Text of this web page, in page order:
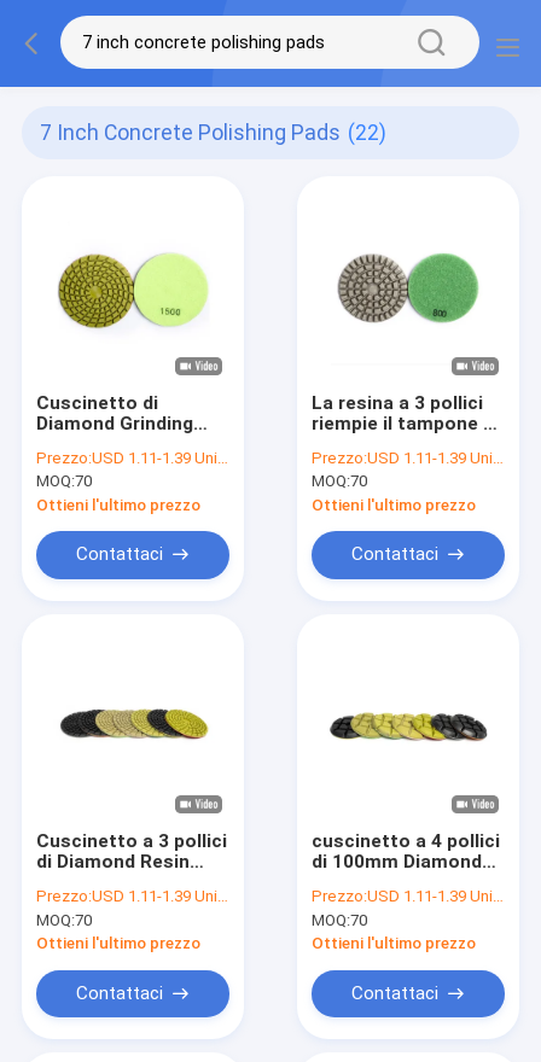
7 Inch Concrete Polishing Pads (22)
Cuscinetto di
Diamond Grinding
Polishing del legame
della resina per
calcestruzzo
Prezzo:USD 1.11-1.39 Unit price
MOQ:70
Ottieni l'ultimo prezzo
Contattaci
La resina a 3 pollici
riempie il tampone a
lucidare concreto per
lucidatura concreta
Prezzo:USD 1.11-1.39 Unit price
MOQ:70
Ottieni l'ultimo prezzo
Contattaci
Cuscinetto a 3 pollici
di Diamond Resin
Polishing per il
pavimento di
calcestruzzo
Prezzo:USD 1.11-1.39 Unit price
MOQ:70
Ottieni l'ultimo prezzo
Contattaci
cuscinetto a 4 pollici
di 100mm Diamond
Concrete Polishing
Prezzo:USD 1.11-1.39 Unit price
MOQ:70
Ottieni l'ultimo prezzo
Contattaci